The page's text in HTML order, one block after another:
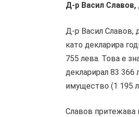
Д-р Васил
Д-р Васил Славов,
като декларира
755 лева. Това е
декларирал 83 366
имущество (1 195
Славов притежава